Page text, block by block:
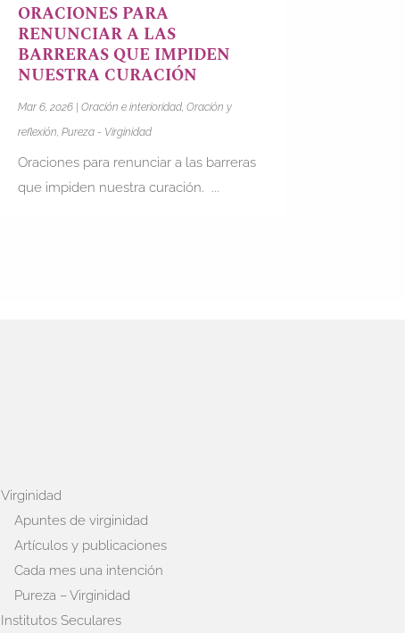
ORACIONES PARA
RENUNCIAR A LAS
BARRERAS QUE IMPIDEN
NUESTRA CURACIÓN
Mar 6, 2026| Oración e interioridad, Oración y
reflexión Pureza - Virginidad
Oraciones para renunciar a las barreras
que impiden nuestra curación. ...
Virginidad
Apuntes de virginidad
Artículos y publicaciones
Cada mes una intención
Pureza – Virginidad
Institutos Seculares